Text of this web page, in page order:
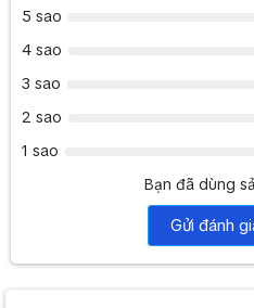
Bộ thu hồng ngoại
IR
Nguồn cấp
Kích thước (W × D × H)
267.8
× 6.2”)
1.3
5 sao
4 sao
3 sao
2 sao
1 sao
Bạn đã dùng
Gửi đánh